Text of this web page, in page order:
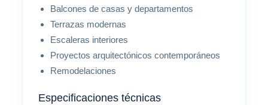
Balcones de casas y departamentos
Terrazas modernas
Escaleras interiores
Proyectos arquitectónicos contemporáneos
Remodelaciones
Especificaciones técnicas